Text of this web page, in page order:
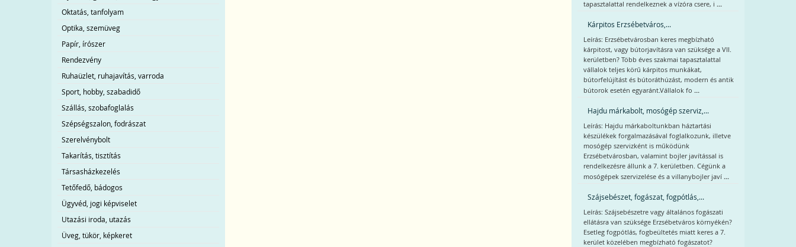
Oktatás, tanfolyam
Optika, szemüveg
Papír, írószer
Rendezvény
Ruhaüzlet, ruhajavítás, varroda
Sport, hobby, szabadidő
Szállás, szobafoglalás
Szépségszalon, fodrászat
Szerelvénybolt
Takarítás, tisztítás
Társasházkezelés
Tetőfedő, bádogos
Ügyvéd, jogi képviselet
Utazási iroda, utazás
Üveg, tükör, képkeret
tapasztalattal rendelkeznek a vízóra csere, i ...
Kárpitos Erzsébetváros,...
Leírás: Erzsébetvárosban keres megbízható
kárpitost, vagy bútorjavításra van szüksége a VII.
kerületben? Több éves szakmai tapasztalattal
vállalok teljes körű kárpitos munkákat,
bútorfelújítást és bútoráthúzást, modern és antik
bútorok esetén egyaránt.Vállalok fo ...
Hajdu márkabolt, mosógép szerviz,...
Leírás: Hajdu márkaboltunkban háztartási
készülékek forgalmazásával foglalkozunk, illetve
mosógép szervizként is működünk
Erzsébetvárosban, valamint bojler javítással is
rendelkezésre állunk a 7. kerületben. Cégünk a
mosógépek szervizelése és a villanybojler javí ...
Szájsebészet, fogászat, fogpótlás,...
Leírás: Szájsebészetre vagy általános fogászati
ellátásra van szüksége Erzsébetváros környékén?
Esetleg fogpótlás, fogbeültetés miatt keres a 7.
kerület közelében megbízható fogászatot?